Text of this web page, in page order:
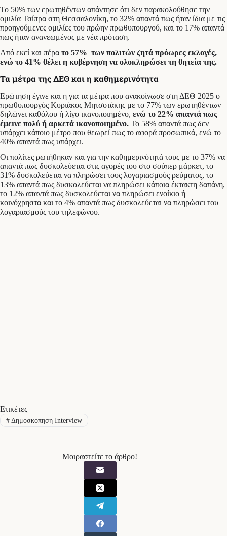
Το 50% των ερωτηθέντων απάντησε ότι δεν παρακολούθησε την
ομιλία Τσίπρα στη Θεσσαλονίκη, το 32% απαντά πως ήταν ίδια με τις
προηγούμενες ομιλίες του πρώην πρωθυπουργού, και το 17% απαντά
πως ήταν ανανεωμένος με νέα πρόταση.
Από εκεί και πέρα το 57% των πολιτών ζητά πρόωρες εκλογές,
ενώ το 41% θέλει η κυβέρνηση να ολοκληρώσει τη θητεία της.
Τα μέτρα της ΔΕΘ και η καθημερινότητα
Ερώτηση έγινε και η για τα μέτρα που ανακοίνωσε στη ΔΕΘ 2025 ο
πρωθυπουργός Κυριάκος Μητσοτάκης με το 77% των ερωτηθέντων
δηλώνει καθόλου ή λίγο ικανοποιημένο, ενώ το 22% απαντά πως
έμεινε πολύ ή αρκετά ικανοποιημένο. Το 58% απαντά πως δεν
υπάρχει κάποιο μέτρο που θεωρεί πως το αφορά προσωπικά, ενώ το
40% απαντά πως υπάρχει.
Οι πολίτες ρωτήθηκαν και για την καθημερινότητά τους με το 37% να
απαντά πως δυσκολεύεται στις αγορές του στο σούπερ μάρκετ, το
31% δυσκολεύεται να πληρώσει τους λογαριασμούς ρεύματος, το
13% απαντά πως δυσκολεύεται να πληρώσει κάποια έκτακτη δαπάνη,
το 12% απαντά πως δυσκολεύεται να πληρώσει ενοίκιο ή
κοινόχρηστα και το 4% απαντά πως δυσκολεύεται να πληρώσει του
λογαριασμούς του τηλεφώνου.
Ετικέτες
#Δημοσκόπηση Interview
Μοιραστείτε το άρθρο!